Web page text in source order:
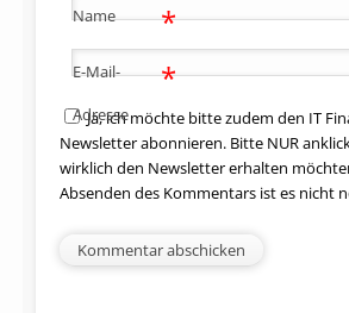
Name *
E-Mail-
Adresse
*
Ja, ich möchte bitte zudem den IT
Newsletter abonnieren. Bitte NUR
wirklich den Newsletter erhalten
Absenden des Kommentars ist es nicht